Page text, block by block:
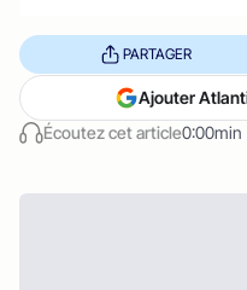
Écoutez cet article0:00min
PARTAGER
Ajouter